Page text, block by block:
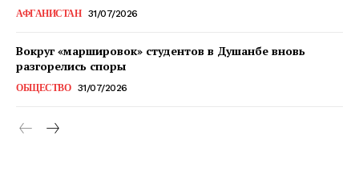
АФГАНИСТАН 31/07/2026
Вокруг «маршировок» студентов в Душанбе вновь
разгорелись споры
ОБЩЕСТВО 31/07/2026